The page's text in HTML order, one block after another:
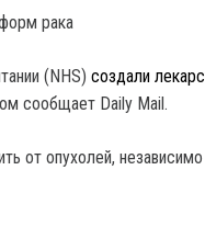
(NHS) создали
сообщает Daily Mail.
от опухолей,